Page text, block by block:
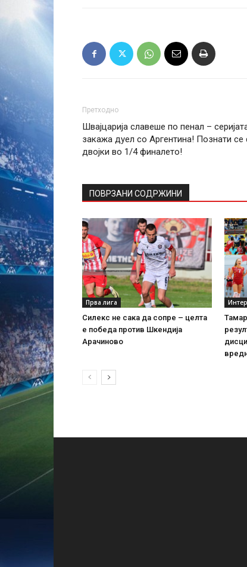
Претходно
Швајцарија славеше по пенал –
закажа дуел со Аргентина! Познати се
двојки во 1/4 финалето!
ПОВРЗАНИ СОДРЖИНИ
Прва лига
Силекс не сака да сопре – целта
е победа против Шкендија
Арачиново